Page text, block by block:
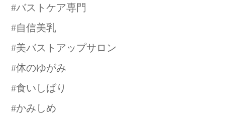
#バストケア専門
#自信美乳
#美バストアップサロン
#体のゆがみ
#食いしばり
#かみしめ